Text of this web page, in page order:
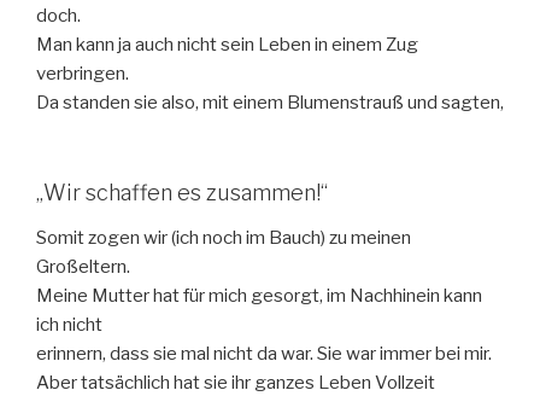
doch.
Man kann ja auch nicht sein Leben in einem Zug
verbringen.
Da standen sie also, mit einem Blumenstrauß und sagten,
„Wir schaffen es zusammen!“
Somit zogen wir (ich noch im Bauch) zu meinen
Großeltern.
Meine Mutter hat für mich gesorgt, im Nachhinein kann
ich nicht
erinnern, dass sie mal nicht da war. Sie war immer bei mir.
Aber tatsächlich hat sie ihr ganzes Leben Vollzeit